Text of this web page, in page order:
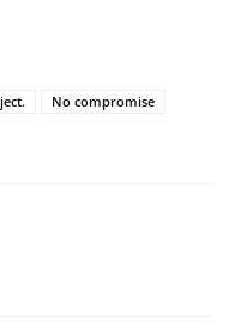
No compromise